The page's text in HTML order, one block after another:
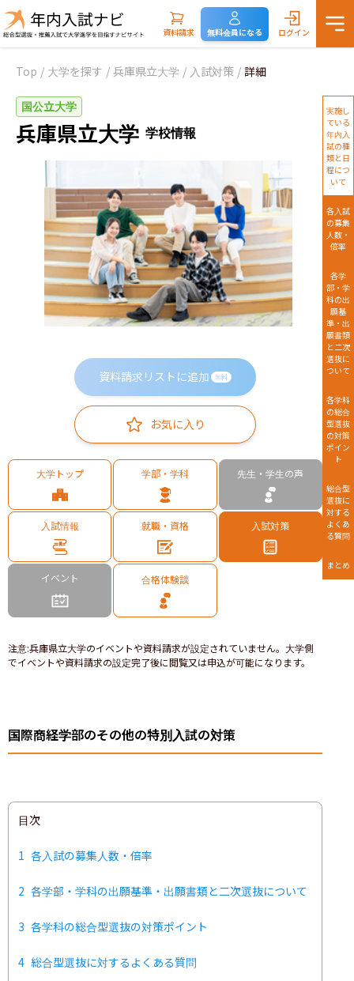
資料請求 無料会員になる ログイン
Top / 大学を探す / 兵庫県立大学 / 入試対策 / 詳細
国公立大学
兵庫県立大学 学校情報
資料請求リストに追加 無料
お気に入り
大学トップ 学部・学科 先生・学生の声
入試情報 就職・資格 入試対策
イベント 合格体験談
注意:兵庫県立大学のイベントや資料請求が設定されていません。大学側
でイベントや資料請求の設定完了後に閲覧又は申込が可能になります。
国際商経学部のその他の特別入試の対策
目次
1 各入試の募集人数・倍率
2 各学部・学科の出願基準・出願書類と二次選抜について
3 各学科の総合型選抜の対策ポイント
4 総合型選抜に対するよくある質問
実施し
ている
年内入
試の種
類と日
程につ
いて
各入試
の募集
人数・
倍率
各学
部・学
科の出
願基
準・出
願書類
と二次
選抜に
ついて
各学科
の総合
型選抜
の対策
ポイン
ト
総合型
選抜に
対する
よくあ
る質問
まとめ